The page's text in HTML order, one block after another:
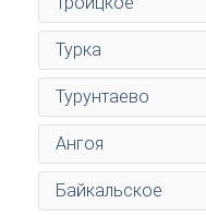
Турка
Турунтаево
Ангоя
Байкальское